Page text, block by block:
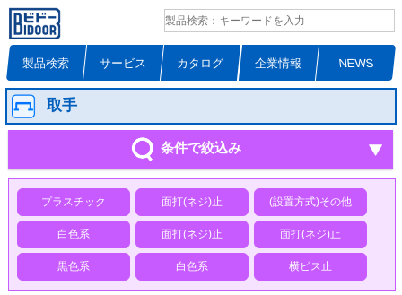
製品検索 サービス カタログ 企業情報 NEWS
取手
条件で絞込み
プラスチック 面打(ネジ)止 (設置方式)その他
白色系 面打(ネジ)止 面打(ネジ)止
黒色系 白色系 横ビス止